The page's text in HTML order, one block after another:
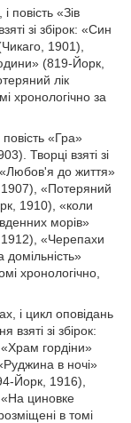
повість «Зів
зі збірок: «Син
1901),
(819-Йорк,
лік
хронологічно за
«Гра»
Творці взяті зі
до життя»
«Потеряний
1910), «коли
морів»
«Черепахи
хронологічно,
і цикл оповідань
зі збірок:
гордіни»
в ночі»
Йорк, 1916),
циновке
в томі